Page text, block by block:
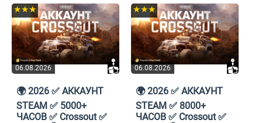
06.08.2026
★★★
🌍 2026 ✅ АККАУНТ
STEAM ✅ 5000+
ЧАСОВ ✅ Crossout ✅
06.08.2026
★★★
🌍 2026 ✅ АККАУНТ
STEAM ✅ 8000+
ЧАСОВ ✅ Crossout ✅